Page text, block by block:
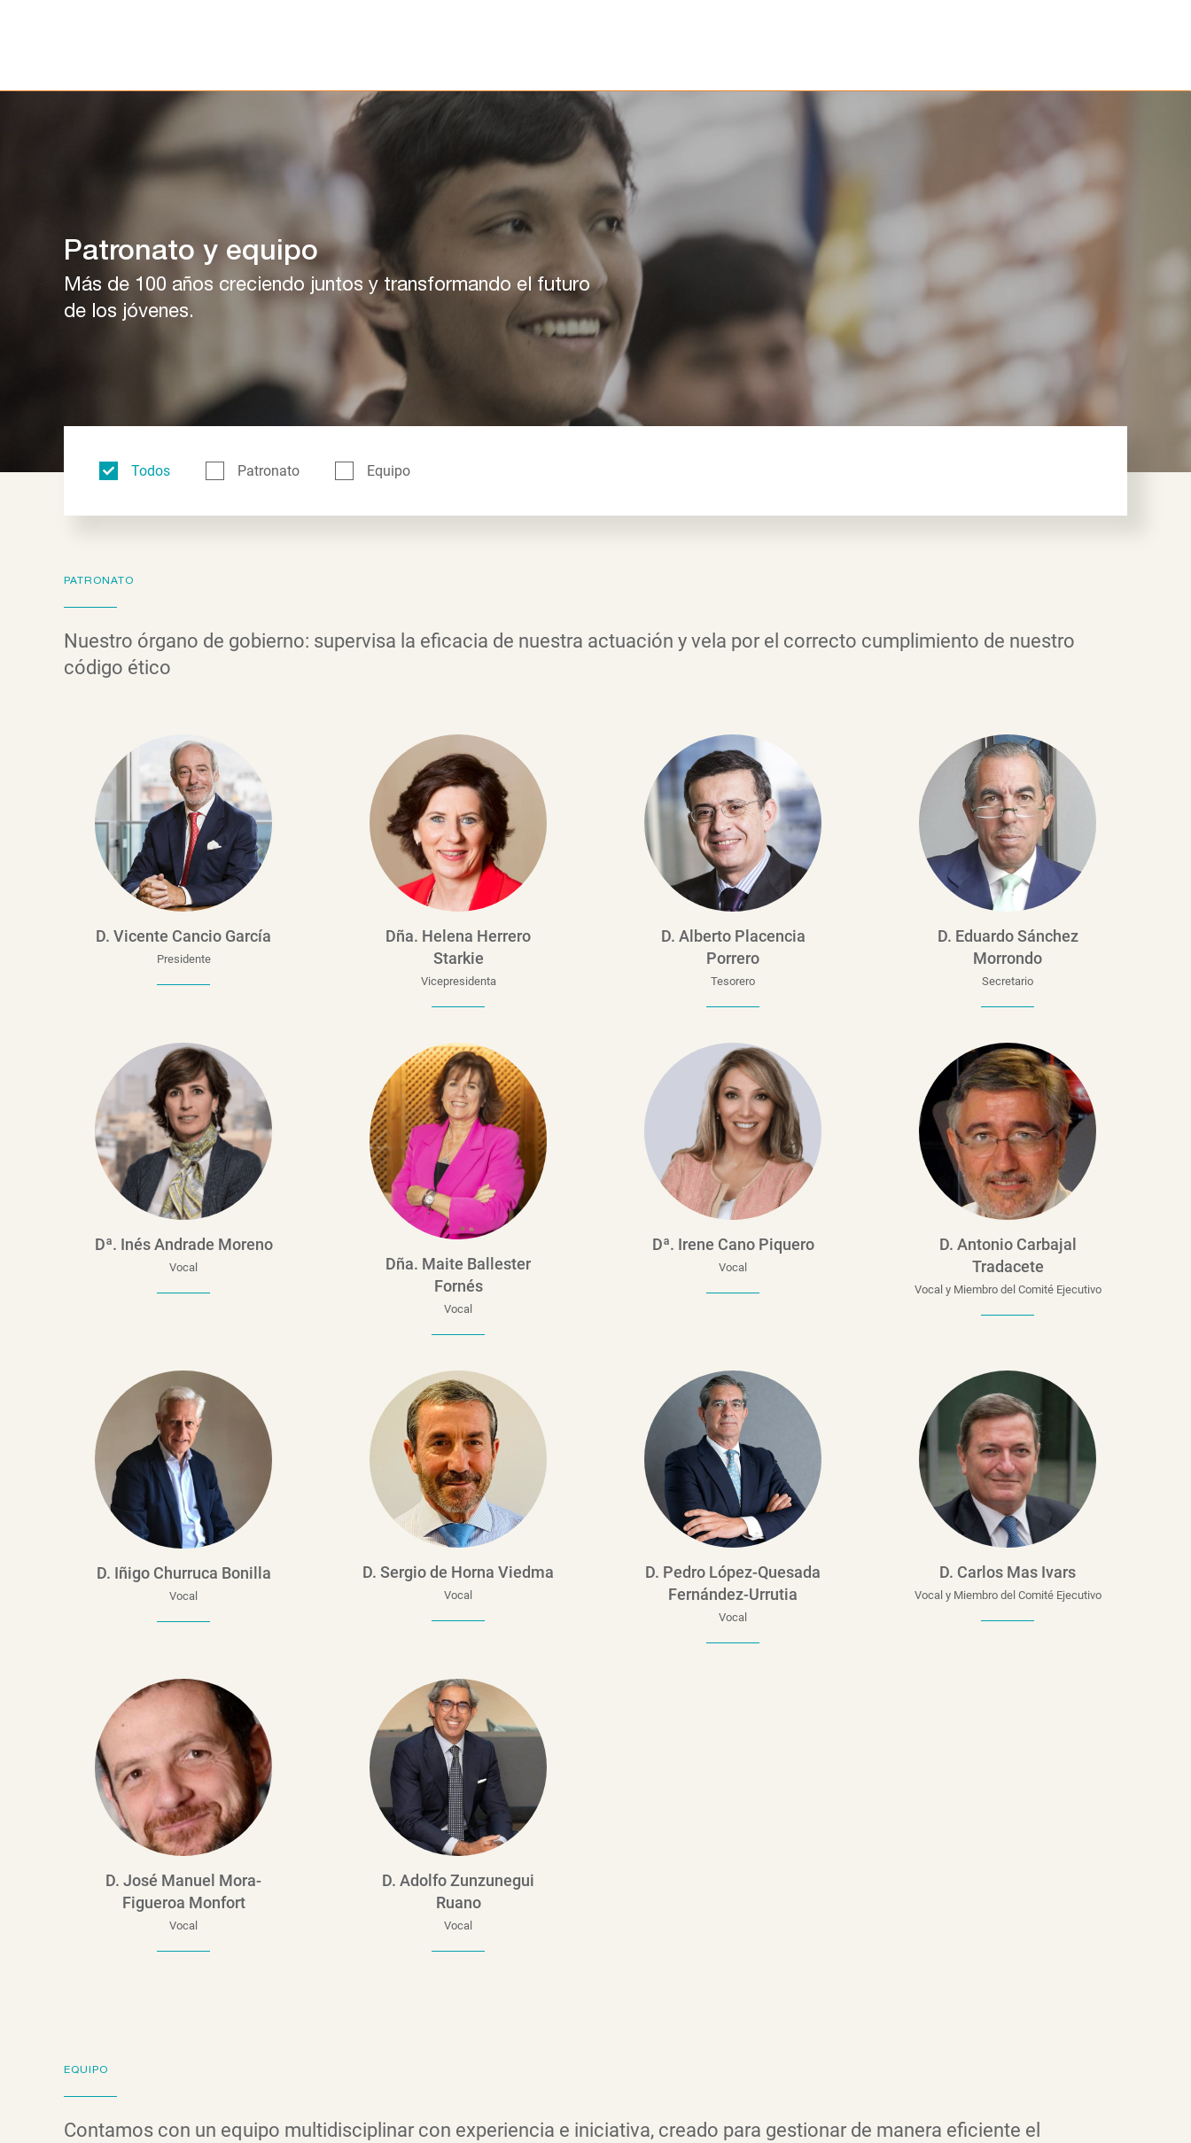
Patronato y equipo
Más de 100 años creciendo juntos y transformando el futuro
de los jóvenes.
Todos Patronato Equipo
PATRONATO
Nuestro órgano de gobierno: supervisa la eficacia de nuestra actuación y vela por el correcto cumplimiento de nuestro
código ético
D. Vicente Cancio García
Presidente
Dña. Helena Herrero
Starkie
Vicepresidenta
D. Alberto Placencia
Porrero
Tesorero
D. Eduardo Sánchez
Morrondo
Secretario
Dª. Inés Andrade Moreno
Vocal
Dña. Maite Ballester
Fornés
Vocal
Dª. Irene Cano Piquero
Vocal
D. Antonio Carbajal
Tradacete
Vocal y Miembro del Comité Ejecutivo
D. Iñigo Churruca Bonilla
Vocal
D. Sergio de Horna Viedma
Vocal
D. Pedro López-Quesada
Fernández-Urrutia
Vocal
D. Carlos Mas Ivars
Vocal y Miembro del Comité Ejecutivo
D. José Manuel Mora-
Figueroa Monfort
Vocal
D. Adolfo Zunzunegui
Ruano
Vocal
EQUIPO
Contamos con un equipo multidisciplinar con experiencia e iniciativa, creado para gestionar de manera eficiente el